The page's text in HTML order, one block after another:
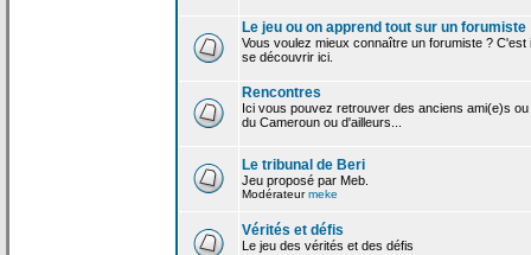
Le jeu ou on apprend tout sur un forumiste
Vous voulez mieux connaître un forumiste ? C'est
se découvrir ici.
Rencontres
Ici vous pouvez retrouver des anciens ami(e)s
du Cameroun ou d'ailleurs...
Le tribunal de Beri
Jeu proposé par Meb.
Modérateurmeke
Vérités et défis
Le jeu des vérités et des défis